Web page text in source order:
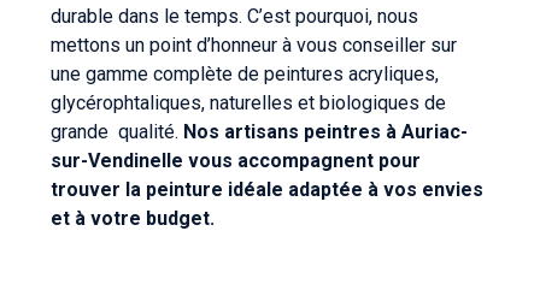
durable dans le temps. C’est pourquoi, nous
mettons un point d’honneur à vous conseiller sur
une gamme complète de peintures acryliques,
glycérophtaliques, naturelles et biologiques de
grande qualité. Nos artisans peintres à Auriac-
sur-Vendinelle vous accompagnent pour
trouver la peinture idéale adaptée à vos envies
et à votre budget.